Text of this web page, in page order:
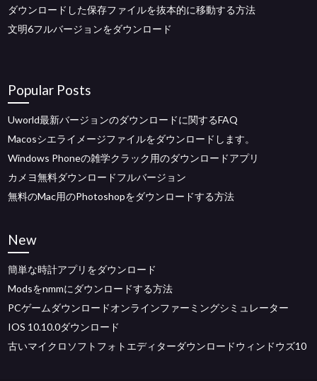
ダウンロードした保存ファイルを抜本的に移動する方法
文明6フルバージョンをダウンロード
Popular Posts
Uworld最新バージョンのダウンロードに関するFAQ
Macosシエライメージファイルをダウンロードします。
Windows Phoneの雑学クラック用のダウンロードアプリ
カメヨ無料ダウンロードフルバージョン
無料のMac用のPhotoshopをダウンロードする方法
New
簡単な時計アプリをダウンロード
Modsをnmmにダウンロードする方法
PCゲームダウンロードオンラインファーミングシミュレーター
IOS 10.10.0ダウンロード
古いマイクロソフトフォトエディターダウンロードウィンドウズ10